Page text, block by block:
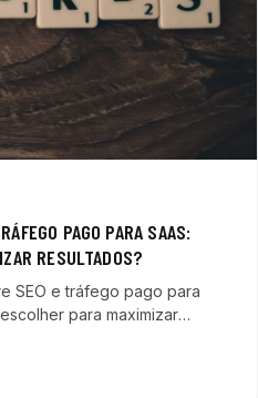
PAGO PARA SAAS:
RESULTADOS?
SEO e tráfego pago para
para maximizar